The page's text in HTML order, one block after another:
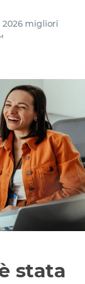
migliori
stata